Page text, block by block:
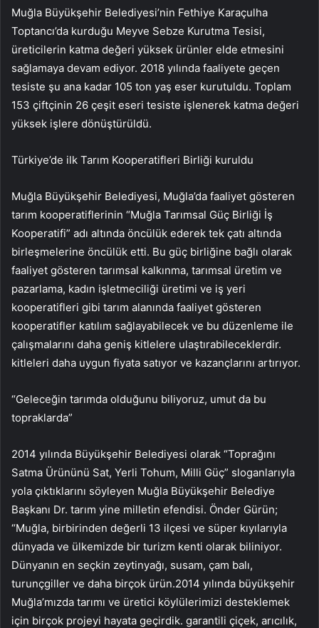
Muğla Büyükşehir Belediyesi’nin Fethiye Karaçulha
Toptancı’da kurduğu Meyve Sebze Kurutma Tesisi,
üreticilerin katma değeri yüksek ürünler elde etmesini
sağlamaya devam ediyor. 2018 yılında faaliyete geçen
tesiste şu ana kadar 105 ton yaş eser kurutuldu. Toplam
153 çiftçinin 26 çeşit eseri tesiste işlenerek katma değeri
yüksek işlere dönüştürüldü.
Türkiye’de ilk Tarım Kooperatifleri Birliği kuruldu
Muğla Büyükşehir Belediyesi, Muğla’da faaliyet gösteren
tarım kooperatiflerinin “Muğla Tarımsal Güç Birliği İş
Kooperatifi” adı altında öncülük ederek tek çatı altında
birleşmelerine öncülük etti. Bu güç birliğine bağlı olarak
faaliyet gösteren tarımsal kalkınma, tarımsal üretim ve
pazarlama, kadın işletmeciliği üretimi ve iş yeri
kooperatifleri gibi tarım alanında faaliyet gösteren
kooperatifler katılım sağlayabilecek ve bu düzenleme ile
çalışmalarını daha geniş kitlelere ulaştırabileceklerdir.
kitleleri daha uygun fiyata satıyor ve kazançlarını artırıyor.
“Geleceğin tarımda olduğunu biliyoruz, umut da bu
topraklarda”
2014 yılında Büyükşehir Belediyesi olarak “Toprağını
Satma Ürününü Sat, Yerli Tohum, Milli Güç” sloganlarıyla
yola çıktıklarını söyleyen Muğla Büyükşehir Belediye
Başkanı Dr. tarım yine milletin efendisi. Önder Gürün;
“Muğla, birbirinden değerli 13 ilçesi ve süper kıyılarıyla
dünyada ve ülkemizde bir turizm kenti olarak biliniyor.
Dünyanın en seçkin zeytinyağı, susam, çam balı,
turunçgiller ve daha birçok ürün.2014 yılında büyükşehir
Muğla’mızda tarımı ve üretici köylülerimizi desteklemek
için birçok projeyi hayata geçirdik. garantili çiçek, arıcılık,